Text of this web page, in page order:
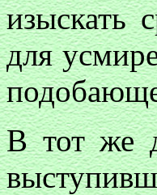
изыскать
для
В тот же